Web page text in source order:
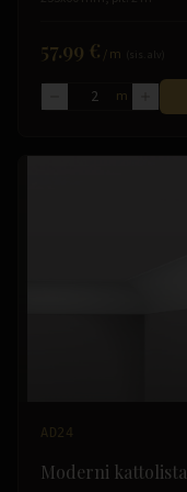
57.99 € /m
m
AD24
Moderni kattolista